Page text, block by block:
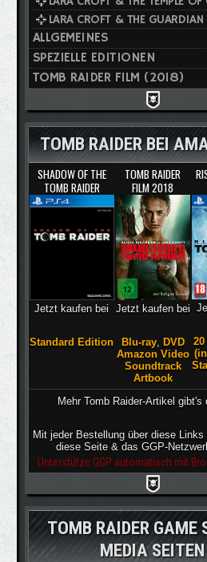
LARA CROFT & THE
ALLGEMEINES
SPEZIELLE EDITIONEN
TOMB RAIDER FILM (2018)
TOMB RAIDER BEI
SHADOW OF THE
TOMB RAIDER
Jetzt kaufen bei
Standard Edition
TOMB RAIDER
FILM 2018
Jetzt kaufen bei
Blu-ray, DVD
Amazon Video
Soundtrack
Artbook
Mehr Tomb Raider-Artikel gibt's
Mit jeder Bestellung über diese
diese Seite & das GGP-
Unterstütze GGP automatisch mit
TOMB RAIDER GAME
MEDIA SEITEN